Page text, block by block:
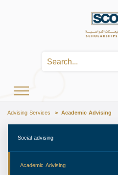
Advising Services Academic Advising
Social advising
Academic Advising